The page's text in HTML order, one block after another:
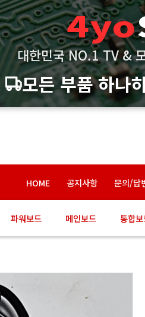
4yo
대한민국 NO.1 TV &
모든 부품 하나
HOME 공지사항 문의/답
파워보드 메인보드 통합